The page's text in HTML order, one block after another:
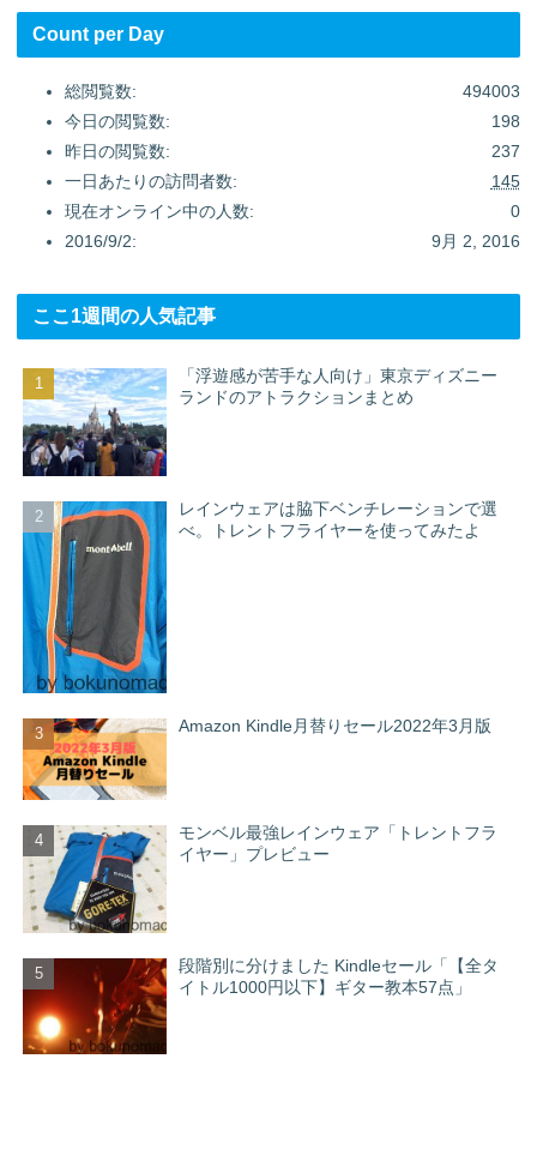
Count per Day
494003
総閲覧数:
198
今日の閲覧数:
237
昨日の閲覧数:
145
一日あたりの訪問者数:
0
現在オンライン中の人数:
9月 2, 2016
2016/9/2:
ここ1週間の人気記事
「浮遊感が苦手な人向け」東京ディズニー
ランドのアトラクションまとめ
レインウェアは脇下ベンチレーションで選
べ。トレントフライヤーを使ってみたよ
Amazon Kindle月替りセール2022年3月版
モンベル最強レインウェア「トレントフラ
イヤー」プレビュー
段階別に分けました Kindleセール「【全タ
イトル1000円以下】ギター教本57点」